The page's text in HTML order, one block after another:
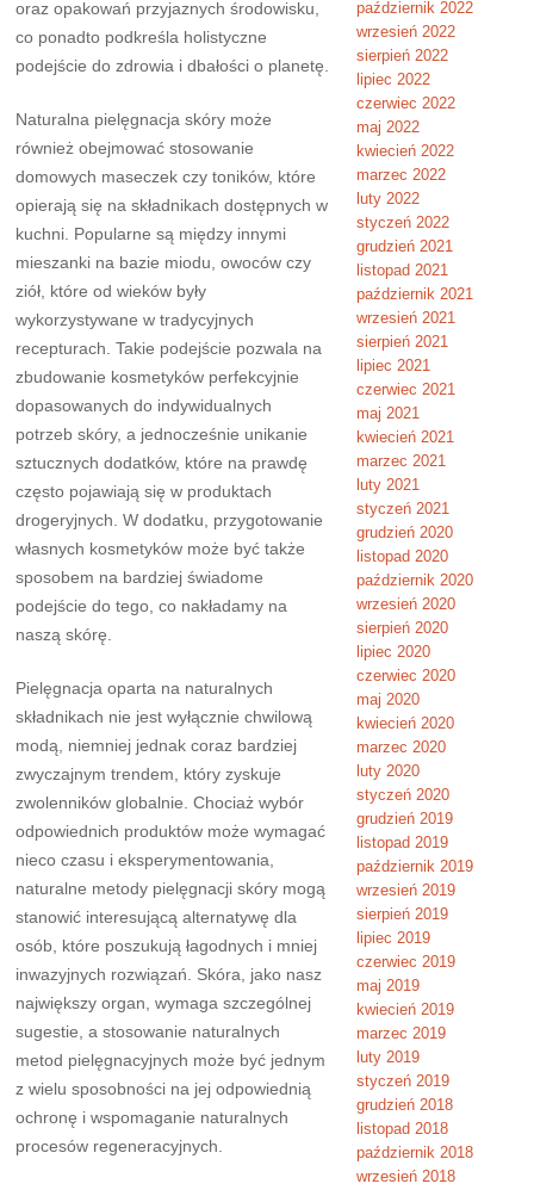
oraz opakowań przyjaznych środowisku,
co ponadto podkreśla holistyczne
podejście do zdrowia i dbałości o planetę.
Naturalna pielęgnacja skóry może
również obejmować stosowanie
domowych maseczek czy toników, które
opierają się na składnikach dostępnych w
kuchni. Popularne są między innymi
mieszanki na bazie miodu, owoców czy
ziół, które od wieków były
wykorzystywane w tradycyjnych
recepturach. Takie podejście pozwala na
zbudowanie kosmetyków perfekcyjnie
dopasowanych do indywidualnych
potrzeb skóry, a jednocześnie unikanie
sztucznych dodatków, które na prawdę
często pojawiają się w produktach
drogeryjnych. W dodatku, przygotowanie
własnych kosmetyków może być także
sposobem na bardziej świadome
podejście do tego, co nakładamy na
naszą skórę.
Pielęgnacja oparta na naturalnych
składnikach nie jest wyłącznie chwilową
modą, niemniej jednak coraz bardziej
zwyczajnym trendem, który zyskuje
zwolenników globalnie. Chociaż wybór
odpowiednich produktów może wymagać
nieco czasu i eksperymentowania,
naturalne metody pielęgnacji skóry mogą
stanowić interesującą alternatywę dla
osób, które poszukują łagodnych i mniej
inwazyjnych rozwiązań. Skóra, jako nasz
największy organ, wymaga szczególnej
sugestie, a stosowanie naturalnych
metod pielęgnacyjnych może być jednym
z wielu sposobności na jej odpowiednią
ochronę i wspomaganie naturalnych
procesów regeneracyjnych.
październik 2022
wrzesień 2022
sierpień 2022
lipiec 2022
czerwiec 2022
maj 2022
kwiecień 2022
marzec 2022
luty 2022
styczeń 2022
grudzień 2021
listopad 2021
październik 2021
wrzesień 2021
sierpień 2021
lipiec 2021
czerwiec 2021
maj 2021
kwiecień 2021
marzec 2021
luty 2021
styczeń 2021
grudzień 2020
listopad 2020
październik 2020
wrzesień 2020
sierpień 2020
lipiec 2020
czerwiec 2020
maj 2020
kwiecień 2020
marzec 2020
luty 2020
styczeń 2020
grudzień 2019
listopad 2019
październik 2019
wrzesień 2019
sierpień 2019
lipiec 2019
czerwiec 2019
maj 2019
kwiecień 2019
marzec 2019
luty 2019
styczeń 2019
grudzień 2018
listopad 2018
październik 2018
wrzesień 2018